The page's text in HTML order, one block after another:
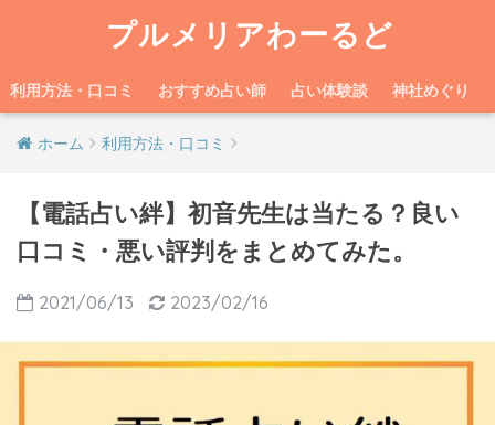
プルメリアわーるど
利用方法・口コミ おすすめ占い師 占い体験談 神社めぐり
ホーム 利用方法・口コミ
【電話占い絆】初音先生は当たる？良い
口コミ・悪い評判をまとめてみた。
2021/06/13 2023/02/16